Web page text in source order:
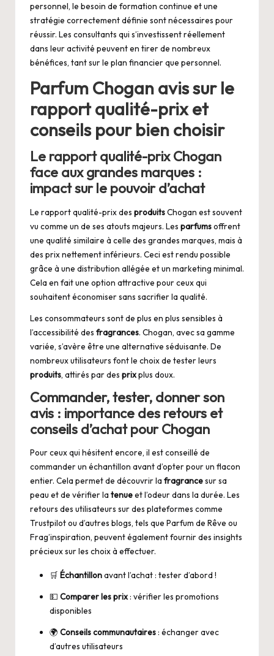
personnel, le besoin de formation continue et une
stratégie correctement définie sont nécessaires pour
réussir. Les consultants qui s’investissent réellement
dans leur activité peuvent en tirer de nombreux
bénéfices, tant sur le plan financier que personnel.
Parfum Chogan avis sur le
rapport qualité-prix et
conseils pour bien choisir
Le rapport qualité-prix Chogan
face aux grandes marques :
impact sur le pouvoir d’achat
Le rapport qualité-prix des produitsChogan est souvent
vu comme un de ses atouts majeurs. Les parfumsoffrent
une qualité similaire à celle des grandes marques, mais à
des prix nettement inférieurs. Ceci est rendu possible
grâce à une distribution allégée et un marketing minimal.
Cela en fait une option attractive pour ceux qui
souhaitent économiser sans sacrifier la qualité.
Les consommateurs sont de plus en plus sensibles à
l’accessibilité des fragrances. Chogan, avec sa gamme
variée, s’avère être une alternative séduisante. De
nombreux utilisateurs font le choix de tester leurs
produits, attirés par des prixplus doux.
Commander, tester, donner son
avis : importance des retours et
conseils d’achat pour Chogan
Pour ceux qui hésitent encore, il est conseillé de
commander un échantillon avant d’opter pour un flacon
entier. Cela permet de découvrir la fragrancesur sa
peau et de vérifier la tenueet l’odeur dans la durée. Les
retours des utilisateurs sur des plateformes comme
Trustpilot ou d’autres blogs, tels que Parfum de Rêve ou
Frag’inspiration, peuvent également fournir des insights
précieux sur les choix à effectuer.
🛒 Échantillonavant l’achat : tester d’abord !
💵 Comparer les prix: vérifier les promotions
disponibles
🌍 Conseils communautaires: échanger avec
d’autres utilisateurs